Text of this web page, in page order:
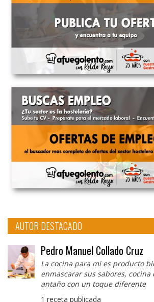
AUTOR DESTACADO
Pedro Manuel Collado Cruz
La cocina para mi es producto
enmascarar sus sabores, cocina
antaño con un toque diferente
1 receta publicada